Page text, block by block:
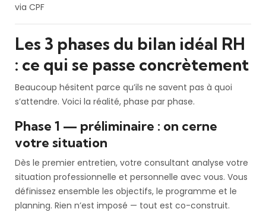
via CPF
Les 3 phases du bilan idéal RH
: ce qui se passe concrètement
Beaucoup hésitent parce qu’ils ne savent pas à quoi
s’attendre. Voici la réalité, phase par phase.
Phase 1 — préliminaire : on cerne
votre situation
Dès le premier entretien, votre consultant analyse votre
situation professionnelle et personnelle avec vous. Vous
définissez ensemble les objectifs, le programme et le
planning. Rien n’est imposé — tout est co-construit.